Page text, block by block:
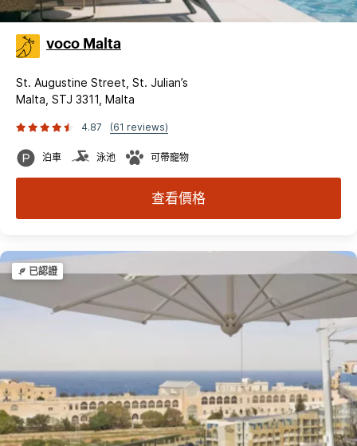
voco Malta
St. Augustine Street, St. Julian’s
Malta, STJ 3311, Malta
4.87 (61 reviews)
泊車 泳池 可帶寵物
查看價格
已認證